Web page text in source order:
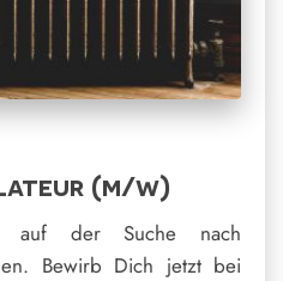
(m/w)
auf der Suche nach
Bewirb Dich jetzt bei